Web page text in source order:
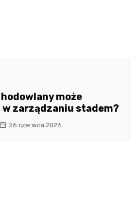
może
w zarządzaniu stadem?
26 czerwca 2026